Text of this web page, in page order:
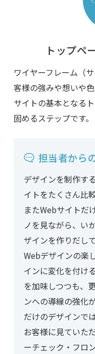
トップペ
ワイヤーフレーム（
客様の強みや想いや
サイトの基本となる
固めるステップです。
担当者から
デザインを制作す
イトをたくさん比
またWebサイトだ
ノを見ながら、い
ザインを作りだし
Webデザインの楽
インに変化を付け
を加味しつつも、
ンへの導線の強化
だけのデザインで
お客様に見ていた
ーチェック・フロ